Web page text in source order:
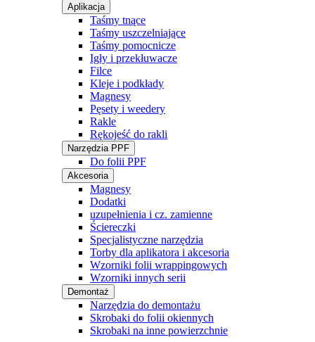
Aplikacja
Taśmy tnące
Taśmy uszczelniające
Taśmy pomocnicze
Igły i przekłuwacze
Filce
Kleje i podkłady
Magnesy
Pęsety i weedery
Rakle
Rękojeść do rakli
Narzędzia PPF
Do folii PPF
Akcesoria
Magnesy
Dodatki
uzupełnienia i cz. zamienne
Ściereczki
Specjalistyczne narzędzia
Torby dla aplikatora i akcesoria
Wzorniki folii wrappingowych
Wzorniki innych serii
Demontaż
Narzędzia do demontażu
Skrobaki do folii okiennych
Skrobaki na inne powierzchnie